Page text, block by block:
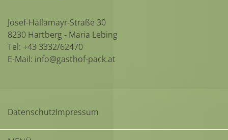
Josef-Hallamayr-Straße 30
8230 Hartberg - Maria Lebing
Tel: +43 3332/62470
E-Mail: info@gasthof-pack.at
DatenschutzImpressum